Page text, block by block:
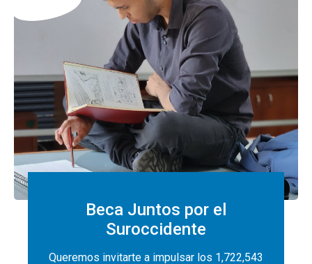
Beca Juntos por el
Suroccidente
Queremos invitarte a impulsar los 1,722,543